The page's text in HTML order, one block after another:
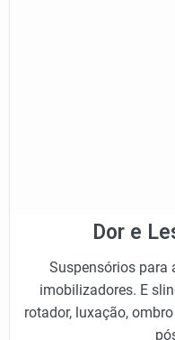
Dor e
Suspensórios para
imobilizadores. E
rotador, luxação,